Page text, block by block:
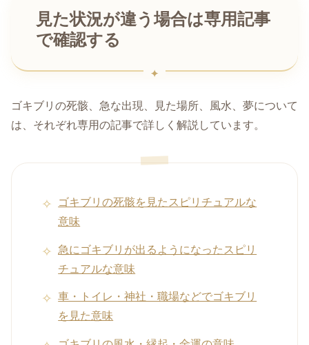
見た状況が違う場合は専用記事
で確認する
ゴキブリの死骸、急な出現、見た場所、風水、夢について
は、それぞれ専用の記事で詳しく解説しています。
ゴキブリの死骸を見たスピリチュアルな
意味
急にゴキブリが出るようになったスピリ
チュアルな意味
車・トイレ・神社・職場などでゴキブリ
を見た意味